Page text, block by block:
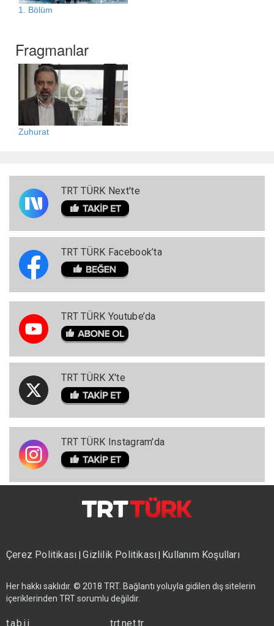
1. Bölüm
Fragmanlar
Zuhurat
TRT TÜRK Next'te
TRT TÜRK Facebook’ta
TRT TÜRK Youtube’da
TRT TÜRK X'te
TRT TÜRK Instagram'da
Çerez Politikası |Gizlilik Politikası Kullanım Koşulları
Her hakkı saklıdır. © 2018 TRT. Bağlantı yoluyla gidilen dış sitelerin
içeriklerinden TRT sorumlu değildir.
tabii trt.net.tr